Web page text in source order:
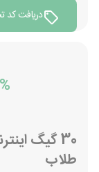
دریافت کد
طلاب